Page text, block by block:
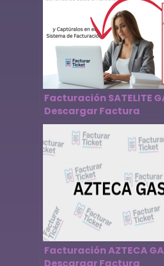
Facturación SATELITE
Descargar Factura
Facturación AZTECA